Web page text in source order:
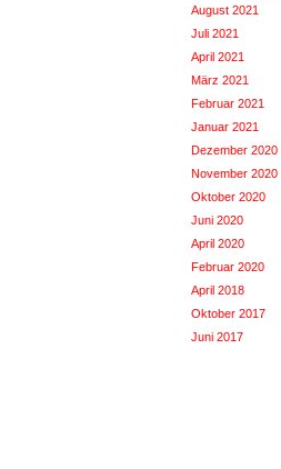
August 2021
Juli 2021
April 2021
März 2021
Februar 2021
Januar 2021
Dezember 2020
November 2020
Oktober 2020
Juni 2020
April 2020
Februar 2020
April 2018
Oktober 2017
Juni 2017